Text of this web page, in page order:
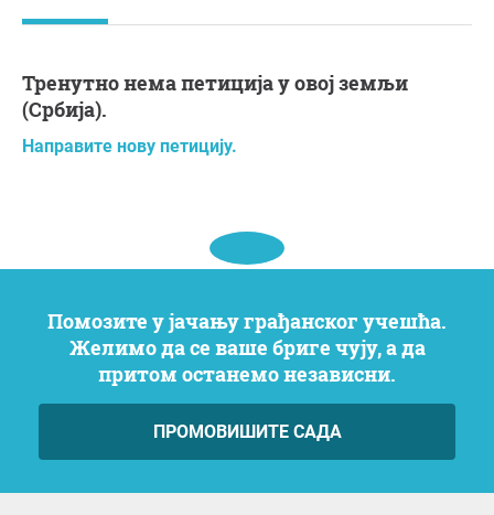
Тренутно нема петиција у овој земљи
(Србија).
Направите нову петицију.
Помозите у јачању грађанског учешћа.
Желимо да се ваше бриге чују, а да
притом останемо независни.
ПРОМОВИШИТЕ САДА